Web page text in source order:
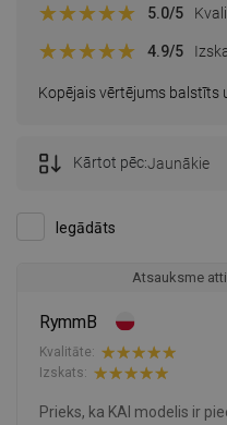
Kopējais vērtējums balstīts
5.0/5
4.9/5
Iegādāts
Kārtot pēc:Jaunākie
Atsauksme
RymmB
Kvalitāte:
Izskats:
Prieks, ka KAI modelis ir